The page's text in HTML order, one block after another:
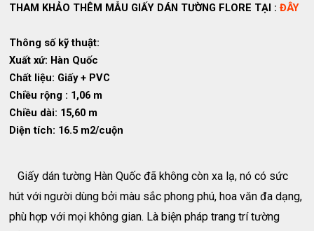
THAM KHẢO THÊM MẪU GIẤY DÁN TƯỜNG FLORE TẠI :ĐÂY
Thông số kỹ thuật:
Xuất xứ: Hàn Quốc
Chất liệu: Giấy + PVC
Chiều rộng : 1,06 m
Chiều dài: 15,60 m
Diện tích: 16.5 m2/cuộn
Giấy dán tường Hàn Quốc đã không còn xa lạ, nó có sức
hút với người dùng bởi màu sắc phong phú, hoa văn đa dạng,
phù hợp với mọi không gian. Là biện pháp trang trí tường